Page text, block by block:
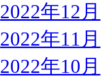
2022年12月
2022年11月
2022年10月